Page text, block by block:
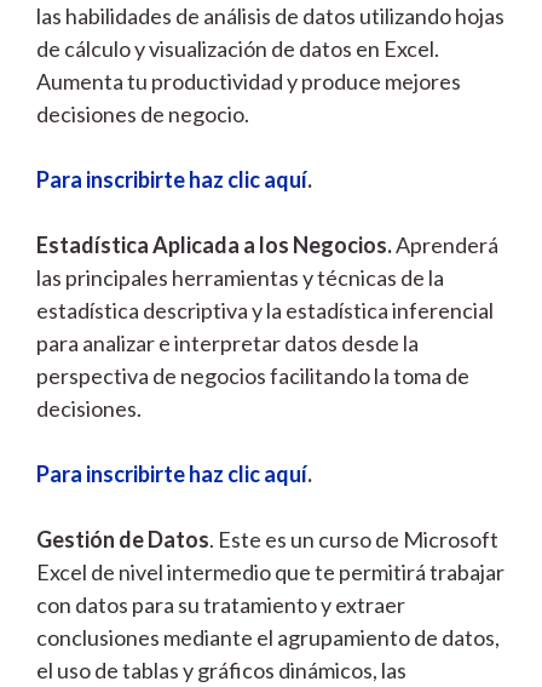
las habilidades de análisis de datos utilizando hojas
de cálculo y visualización de datos en Excel.
Aumenta tu productividad y produce mejores
decisiones de negocio.
Para inscribirte haz clic aquí.
Estadística Aplicada a los Negocios.Aprenderá
las principales herramientas y técnicas de la
estadística descriptiva y la estadística inferencial
para analizar e interpretar datos desde la
perspectiva de negocios facilitando la toma de
decisiones.
Para inscribirte haz clic aquí.
Gestión de Datos. Este es un curso de Microsoft
Excel de nivel intermedio que te permitirá trabajar
con datos para su tratamiento y extraer
conclusiones mediante el agrupamiento de datos,
el uso de tablas y gráficos dinámicos, las